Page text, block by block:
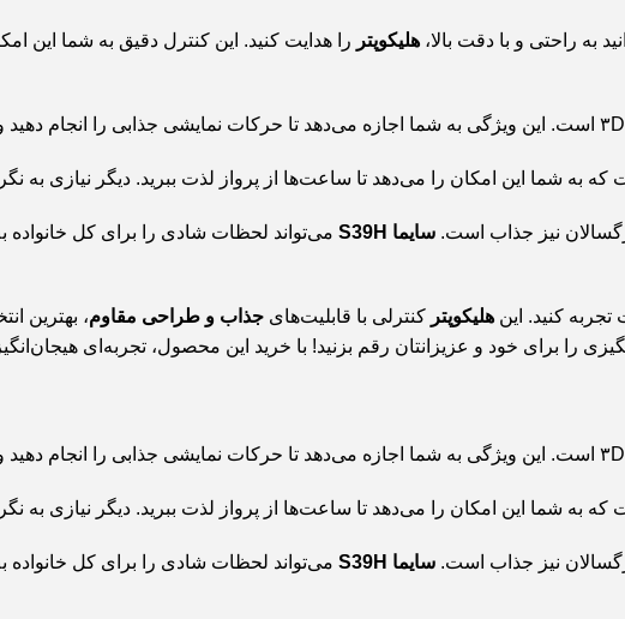
به راحتی و با دقت بالا، هلیکوپتر را هدایت کنید. این کنترل دقیق به شما این
به شما این امکان را می‌دهد تا ساعت‌ها از پرواز لذت ببرید. دیگر نیازی به
نیز جذاب است. سایما S39H
می‌تواند لحظات شادی را برای کل خانواده
کنید. این هلیکوپتر کنترلی با قابلیت‌های جذاب و طراحی مقاوم، بهترین
را برای خود و عزیزانتان رقم بزنید! با خرید این محصول، تجربه‌ای
به شما این امکان را می‌دهد تا ساعت‌ها از پرواز لذت ببرید. دیگر نیازی به
نیز جذاب است. سایما S39H
می‌تواند لحظات شادی را برای کل خانواده